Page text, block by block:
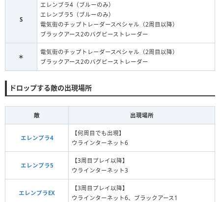
S
エレンブラ4（ブルーのみ）
エレンブラ5（ブルーのみ）
電気街のチップトレーダースペシャル（2周目以降）
ブラックアース2のバグピーストレーダー
＊
電気街のチップトレーダースペシャル（2周目以降）
ブラックアース2のバグピーストレーダー
ドロップする敵の出現場所
敵 出現場所
エレンプラ4
【何周目でも出現】
ウラインターネット6
エレンプラ5
【3周目プレイ以降】
ウラインターネット3
エレンプラEX
【3周目プレイ以降】
ウラインターネット6、ブラックアース1